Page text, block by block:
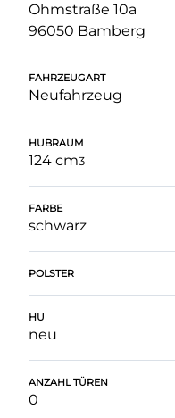
Ohmstraße 10a
96050 Bamberg
FAHRZEUGART
Neufahrzeug
HUBRAUM
124 cm3
FARBE
schwarz
POLSTER
HU
neu
ANZAHL TÜREN
0